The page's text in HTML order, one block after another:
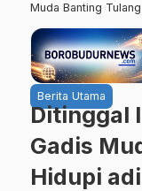
Muda Banting
Berita Utama
Ditinggal
Gadis
Hidupi